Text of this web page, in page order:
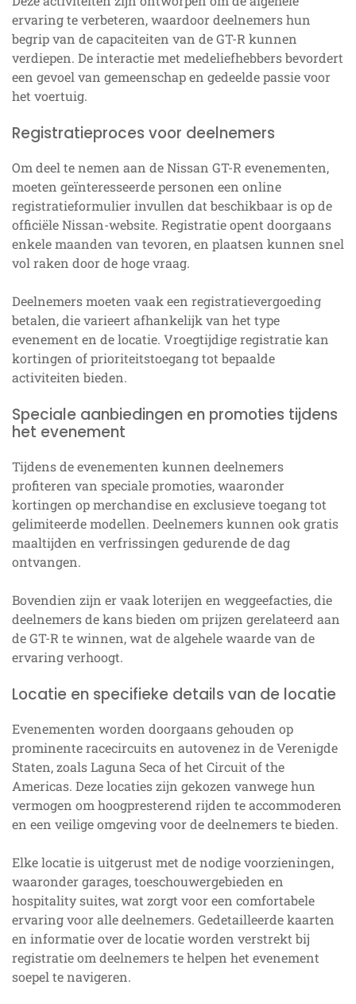
ervaring te verbeteren, waardoor deelnemers hun
begrip van de capaciteiten van de GT-R kunnen
verdiepen. De interactie met medeliefhebbers bevordert
een gevoel van gemeenschap en gedeelde passie voor
het voertuig.
Registratieproces voor deelnemers
Om deel te nemen aan de Nissan GT-R evenementen,
moeten geïnteresseerde personen een online
registratieformulier invullen dat beschikbaar is op de
officiële Nissan-website. Registratie opent doorgaans
enkele maanden van tevoren, en plaatsen kunnen snel
vol raken door de hoge vraag.
Deelnemers moeten vaak een registratievergoeding
betalen, die varieert afhankelijk van het type
evenement en de locatie. Vroegtijdige registratie kan
kortingen of prioriteitstoegang tot bepaalde
activiteiten bieden.
Speciale aanbiedingen en promoties tijdens
het evenement
Tijdens de evenementen kunnen deelnemers
profiteren van speciale promoties, waaronder
kortingen op merchandise en exclusieve toegang tot
gelimiteerde modellen. Deelnemers kunnen ook gratis
maaltijden en verfrissingen gedurende de dag
ontvangen.
Bovendien zijn er vaak loterijen en weggeefacties, die
deelnemers de kans bieden om prijzen gerelateerd aan
de GT-R te winnen, wat de algehele waarde van de
ervaring verhoogt.
Locatie en specifieke details van de locatie
Evenementen worden doorgaans gehouden op
prominente racecircuits en autovenez in de Verenigde
Staten, zoals Laguna Seca of het Circuit of the
Americas. Deze locaties zijn gekozen vanwege hun
vermogen om hoogpresterend rijden te accommoderen
en een veilige omgeving voor de deelnemers te bieden.
Elke locatie is uitgerust met de nodige voorzieningen,
waaronder garages, toeschouwergebieden en
hospitality suites, wat zorgt voor een comfortabele
ervaring voor alle deelnemers. Gedetailleerde kaarten
en informatie over de locatie worden verstrekt bij
registratie om deelnemers te helpen het evenement
soepel te navigeren.